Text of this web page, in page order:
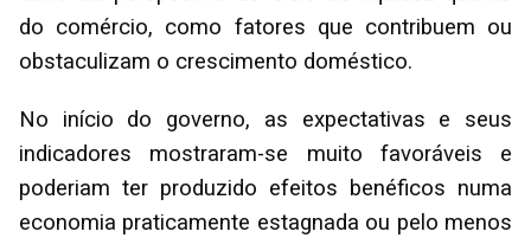
do comércio, como fatores que contribuem ou
obstaculizam o crescimento doméstico.
No início do governo, as expectativas e seus
indicadores mostraram-se muito favoráveis e
poderiam ter produzido efeitos benéficos numa
economia praticamente estagnada ou pelo menos